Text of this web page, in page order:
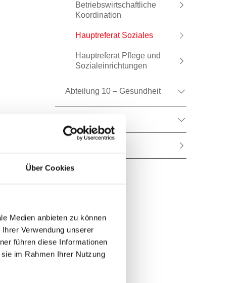
Über Cookies
Medien anbieten zu können
Verwendung unserer
führen diese Informationen
im Rahmen Ihrer Nutzung
Betriebswirtschaftliche
Koordination
Hauptreferat Soziales
Hauptreferat Pflege und
Sozialeinrichtungen
Abteilung 10 – Gesundheit